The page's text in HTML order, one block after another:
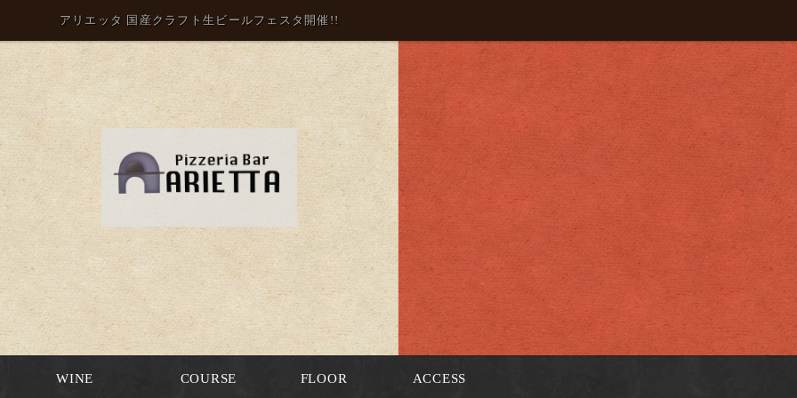
アリエッタ 国産クラフト生ビールフェスタ開催!!
WINE COURSE FLOOR ACCESS